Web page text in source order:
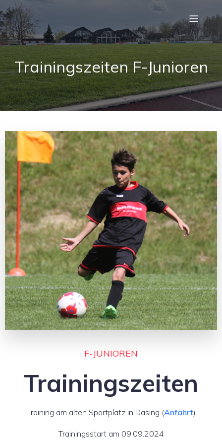
Trainingszeiten F-Junioren
F-JUNIOREN
Trainingszeiten
Training am alten Sportplatz in Dasing (Anfahrt)
Trainingsstart am 09.09.2024